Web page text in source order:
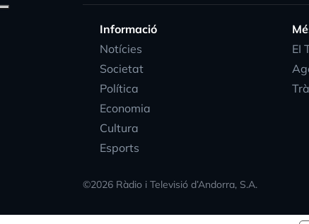
Informació
Notícies
Societat
Política
Economia
Cultura
Esports
EI
©2026 Ràdio i Televisió d’Andorra, S.A.